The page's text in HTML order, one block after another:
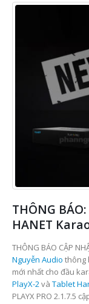
THÔNG
HANET
THÔNG BÁO CẬP
Nguyễn Audio thông
mới nhất cho đầu
PlayX-2và Tablet
PLAYX PRO 2.1.7.5